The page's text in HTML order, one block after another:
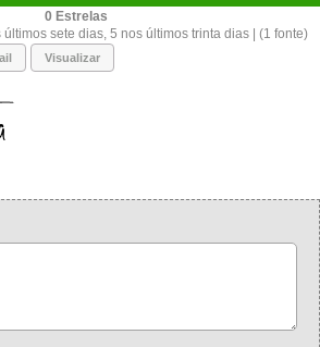
0
sete dias, 5 nos últimos trinta dias | (1 fonte)
Visualizar